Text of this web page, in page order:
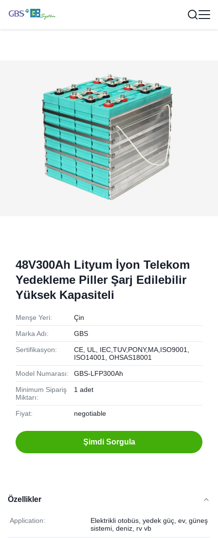
48V300Ah Lityum İyon Telekom
Yedekleme Piller Şarj Edilebilir
Yüksek Kapasiteli
Menşe Yeri: Çin
Marka Adı: GBS
Sertifikasyon:
CE, UL, IEC,TUV,PONY,MA,ISO9001,
ISO14001, OHSAS18001
Model Numarası: GBS-LFP300Ah
Minimum Sipariş
Miktarı:
1 adet
Fiyat: negotiable
Şimdi Sorgula
Özellikler
Application:
Elektrikli otobüs, yedek güç, ev, güneş
sistemi, deniz, rv vb